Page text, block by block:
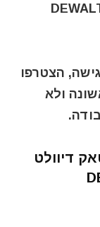
הצטרפו
ולא
דיוולט